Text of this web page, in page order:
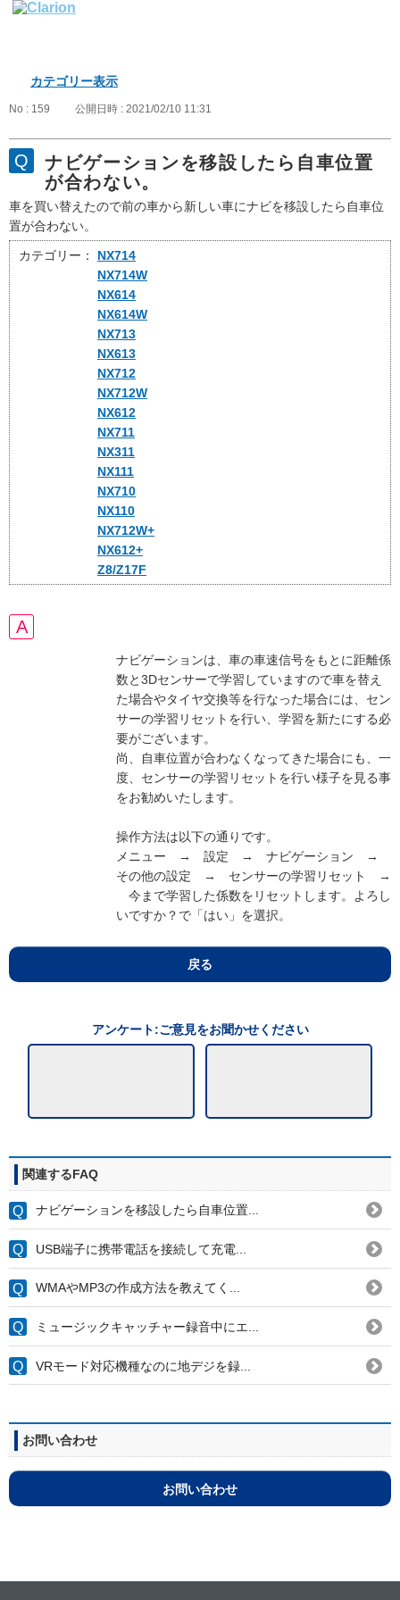
カテゴリー表示
No : 159 公開日時 : 2021/02/10 11:31
ナビゲーションを移設したら自車位置
が合わない。
車を買い替えたので前の車から新しい車にナビを移設したら自車位
置が合わない。
カテゴリー：
NX714
NX714W
NX614
NX614W
NX713
NX613
NX712
NX712W
NX612
NX711
NX311
NX111
NX710
NX110
NX712W+
NX612+
Z8/Z17F
ナビゲーションは、車の車速信号をもとに距離係
数と3Dセンサーで学習していますので車を替え
た場合やタイヤ交換等を行なった場合には、セン
サーの学習リセットを行い、学習を新たにする必
要がございます。
尚、自車位置が合わなくなってきた場合にも、一
度、センサーの学習リセットを行い様子を見る事
をお勧めいたします。
操作方法は以下の通りです。
メニュー → 設定 → ナビゲーション →
その他の設定 → センサーの学習リセット →
今まで学習した係数をリセットします。よろし
いですか？で「はい」を選択。
戻る
アンケート:ご意見をお聞かせください
関連するFAQ
ナビゲーションを移設したら自車位置...
USB端子に携帯電話を接続して充電...
WMAやMP3の作成方法を教えてく...
ミュージックキャッチャー録音中にエ...
VRモード対応機種なのに地デジを録...
お問い合わせ
お問い合わせ